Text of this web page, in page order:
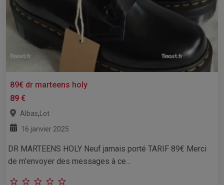
89€ dr marteens holy
89 €
Albas, Lot
16 janvier 2025
DR MARTEENS HOLY Neuf jamais porté TARIF 89€ Merci
de m’envoyer des messages à ce...